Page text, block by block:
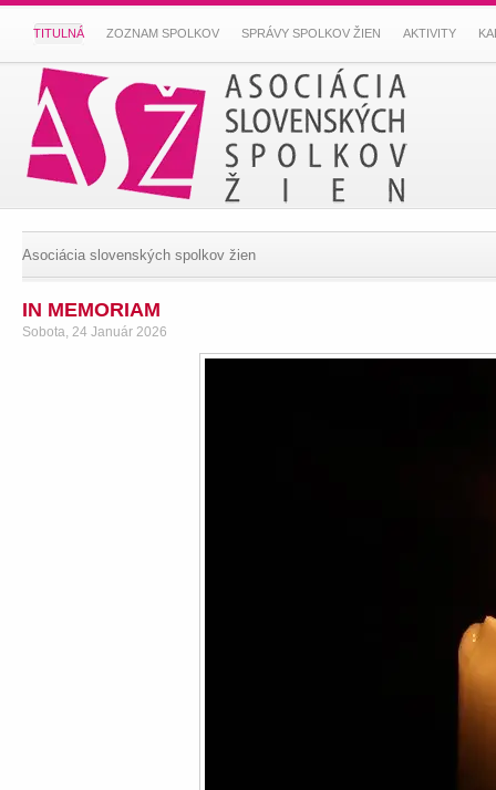
TITULNÁ ZOZNAM SPOLKOV SPRÁVY SPOLKOV ŽIEN AKTIVITY
Asociácia slovenských spolkov žien
IN MEMORIAM
Sobota, 24 Január 2026